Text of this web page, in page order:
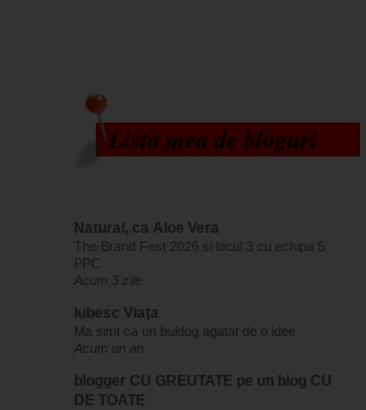
Lista mea de bloguri
Natural, ca Aloe Vera
The Brand Fest 2026 si locul 3 cu echipa 5
PPC
Acum 3 zile
Iubesc Viaţa
Ma simt ca un buldog agatat de o idee
Acum un an
blogger CU GREUTATE pe un blog CU
DE TOATE